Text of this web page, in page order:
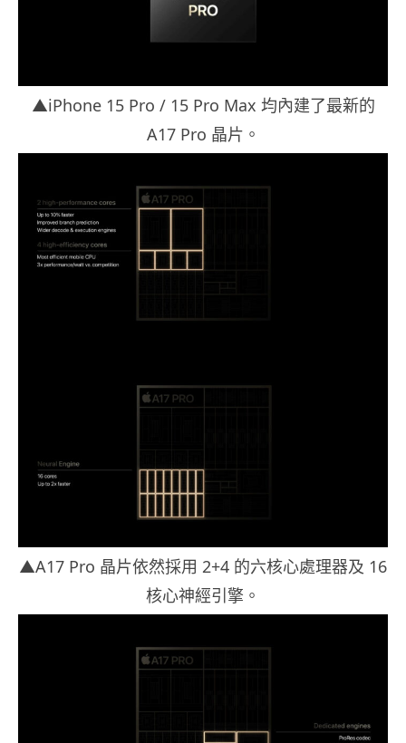
▲iPhone 15 Pro / 15 Pro Max 均內建了最新的
A17 Pro 晶片。
▲A17 Pro 晶片依然採用 2+4 的六核心處理器及 16
核心神經引擎。